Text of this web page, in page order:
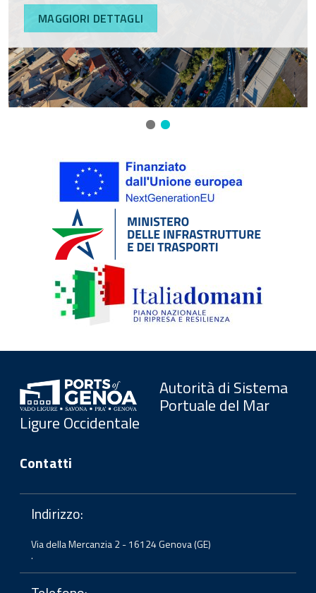
MAGGIORI DETTAGLI
Autorità di Sistema
Portuale del Mar
Ligure Occidentale
Contatti
Indirizzo:
Via della Mercanzia 2 - 16124 Genova (GE)
.